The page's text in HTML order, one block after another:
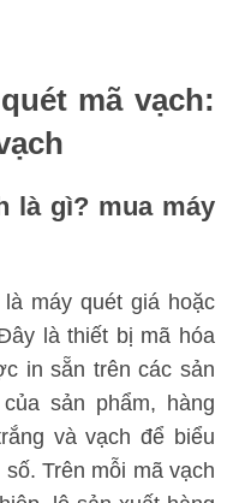
mã vạch:
là gì? mua máy
là máy quét giá hoặc
là thiết bị mã hóa
in sẵn trên các sản
sản phẩm, hàng
và vạch để biểu
Trên mỗi mã vạch